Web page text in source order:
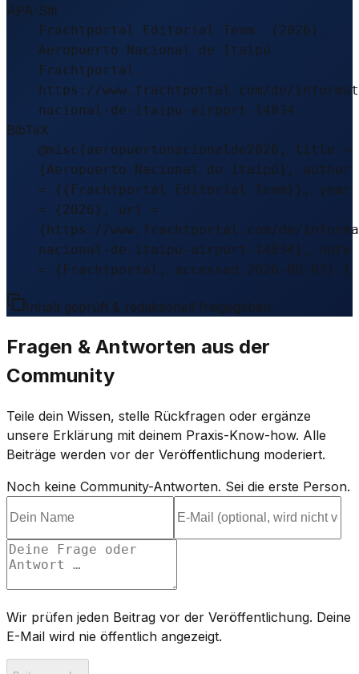
APA-Stil
Frachtportal Editorial Team. (2026).
Aeropuerto Nacional de Itaipú.
Frachtportal.
https://www.frachtportal.com/de/
nacional-de-itaipu-airport-14834
BibTeX
@misc{aeropuertonacionalde2026, title =
{Aeropuerto Nacional de Itaipú}, author
= {{Frachtportal Editorial Team}}, year
= {2026}, url =
{https://www.frachtportal.com/de/
nacional-de-itaipu-airport-14834}, note
= {Frachtportal, accessed 2026-08-07} }
Inhalt geprüft & redaktionell freigegeben.
Fragen & Antworten aus der
Community
Teile dein Wissen, stelle Rückfragen oder ergänze
unsere Erklärung mit deinem Praxis-Know-how. Alle
Beiträge werden vor der Veröffentlichung moderiert.
Noch keine Community-Antworten. Sei die erste Person.
Wir prüfen jeden Beitrag vor der Veröffentlichung. Deine
E-Mail wird nie öffentlich angezeigt.